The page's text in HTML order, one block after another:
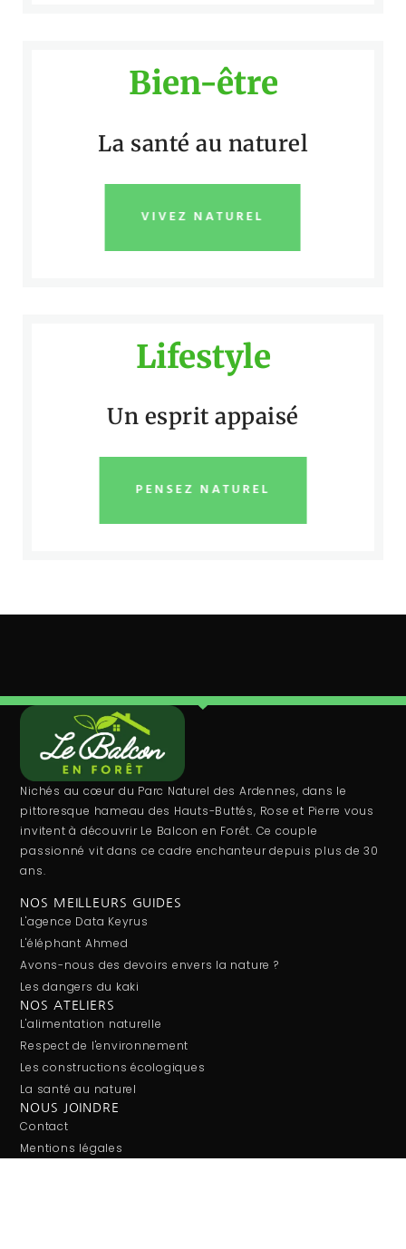
Bien-être
La santé au naturel
VIVEZ NATUREL
Lifestyle
Un esprit appaisé
PENSEZ NATUREL
Nichés au cœur du Parc Naturel des Ardennes, dans le
pittoresque hameau des Hauts-Buttés, Rose et Pierre vous
invitent à découvrir Le Balcon en Forêt. Ce couple
passionné vit dans ce cadre enchanteur depuis plus de 30
ans.
NOS MEILLEURS GUIDES
L'agence Data Keyrus
L'éléphant Ahmed
Avons-nous des devoirs envers la nature ?
Les dangers du kaki
NOS ATELIERS
L'alimentation naturelle
Respect de l'environnement
Les constructions écologiques
La santé au naturel
NOUS JOINDRE
Contact
Mentions légales